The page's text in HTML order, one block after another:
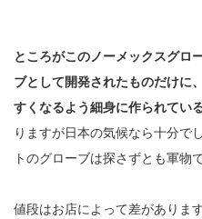
ところがこのノーメックスグロ
ブとして開発されたものだけに
すくなるよう細身に作られてい
りますが日本の気候なら十分で
トのグローブは探さずとも軍物
値段はお店によって差があります